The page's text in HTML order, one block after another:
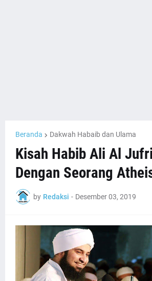
Beranda Dakwah Habaib dan Ulama
Kisah Habib Ali Al
Dengan Seorang
by Redaksi - Desember 03, 2019